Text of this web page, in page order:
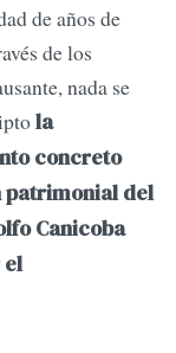
de años de
de los
nada se
la
concreto
patrimonial del
Canicoba
el